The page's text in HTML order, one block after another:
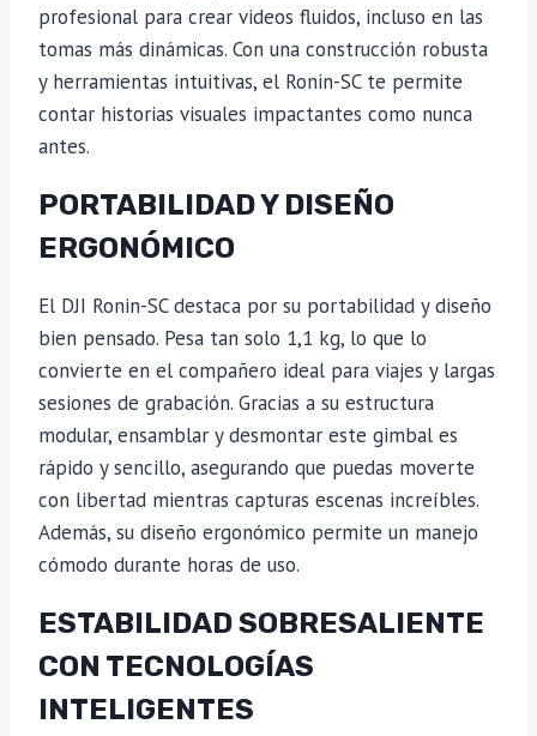
profesional para crear videos fluidos, incluso en las
tomas más dinámicas. Con una construcción robusta
y herramientas intuitivas, el Ronin-SC te permite
contar historias visuales impactantes como nunca
antes.
PORTABILIDAD Y DISEÑO
ERGONÓMICO
El DJI Ronin-SC destaca por su portabilidad y diseño
bien pensado. Pesa tan solo 1,1 kg, lo que lo
convierte en el compañero ideal para viajes y largas
sesiones de grabación. Gracias a su estructura
modular, ensamblar y desmontar este gimbal es
rápido y sencillo, asegurando que puedas moverte
con libertad mientras capturas escenas increíbles.
Además, su diseño ergonómico permite un manejo
cómodo durante horas de uso.
ESTABILIDAD SOBRESALIENTE
CON TECNOLOGÍAS
INTELIGENTES